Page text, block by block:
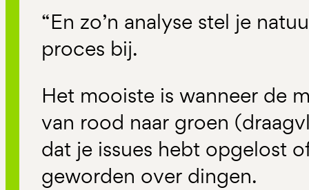
“En zo’n analyse stel je
proces bij.
Het mooiste is wanneer de
van rood naar groen
dat je issues hebt opgelost
geworden over dingen.